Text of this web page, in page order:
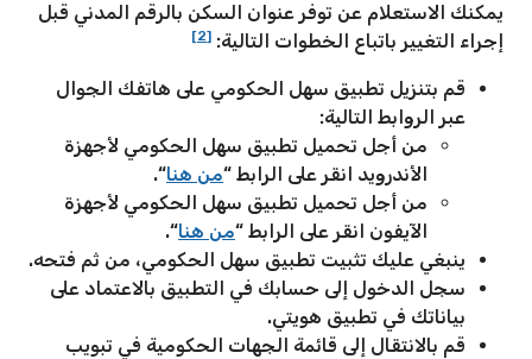
يمكنك الاستعلام عن توفر عنوان السكن بالرقم المدني قبل
إجراء التغيير باتباع الخطوات التالية: [2]
قم بتنزيل تطبيق سهل الحكومي على هاتفك الجوال
عبر الروابط التالية:
من أجل تحميل تطبيق سهل الحكومي لأجهزة
الأندرويد انقر على الرابط “من هنا“.
من أجل تحميل تطبيق سهل الحكومي لأجهزة
الآيفون انقر على الرابط “من هنا“.
ينبغي عليك تثبيت تطبيق سهل الحكومي، من ثم فتحه.
سجل الدخول إلى حسابك في التطبيق بالاعتماد على
بياناتك في تطبيق هويتي.
قم بالانتقال إلى قائمة الجهات الحكومية في تبويب